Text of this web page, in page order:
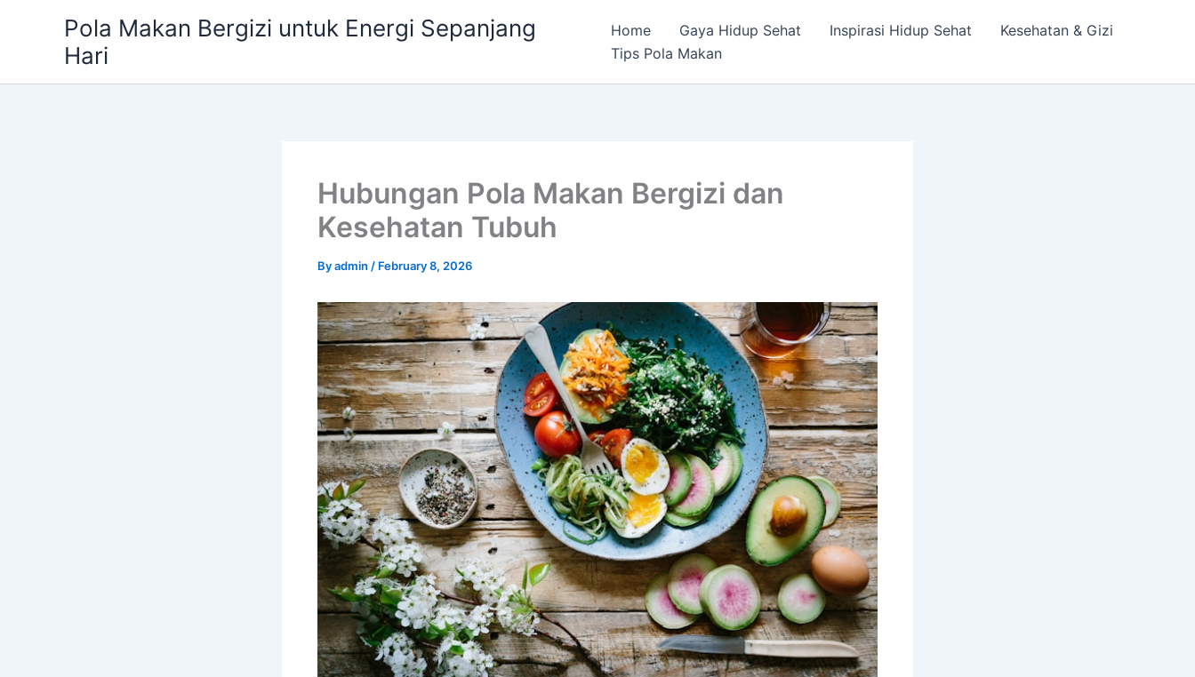
Pola Makan Bergizi untuk Energi Sepanjang
Hari
Home Gaya Hidup Sehat Inspirasi Hidup Sehat
Kesehatan & Gizi
Tips Pola Makan
Hubungan Pola Makan Bergizi dan
Kesehatan Tubuh
Byadmin / February 8, 2026